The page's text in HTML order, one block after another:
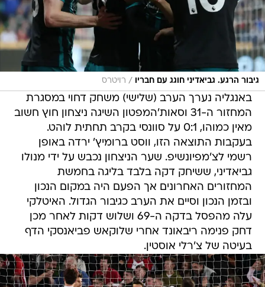
גיבור הרגע. גביאדיני חוגג עם חבריו / רויטרס
באנגליה נערך הערב (שלישי) משחק דחוי במסגרת
המחזור ה-31 וסאות'המפטון השיגה ניצחון חוץ חשוב
מאין כמוהו, 0:1 על סוונסי בקרב תחתית לוהט.
בעקבות התוצאה הזו, ווסט ברומיץ' ירדה באופן
רשמי לצ'מפיונשיפ. שער הניצחון נכבש על ידי מנולו
גביאדיני, ששיחק דקה בלבד בליגה בחמשת
המחזורים האחרונים אך הפעם היה במקום הנכון
ובזמן הנכון וסיים את הערב כגיבור הגדול. האיטלקי
עלה מהפסל בדקה ה-69 ושלוש דקות לאחר מכן
דחק פנימה ריבאונד אחרי שלוקאש פביאנסקי הדף
בעיטה של צ'רלי אוסטין.